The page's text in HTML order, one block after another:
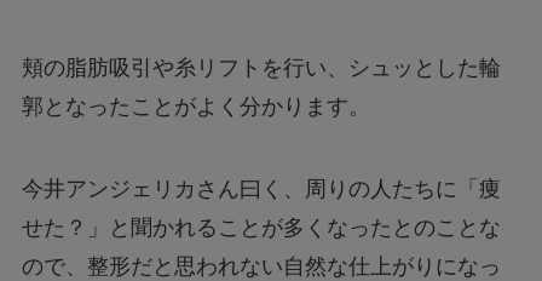
頬の脂肪吸引や糸リフトを行い、シュッとした輪
郭となったことがよく分かります。
今井アンジェリカさん曰く、周りの人たちに「痩
せた？」と聞かれることが多くなったとのことな
ので、整形だと思われない自然な仕上がりになっ